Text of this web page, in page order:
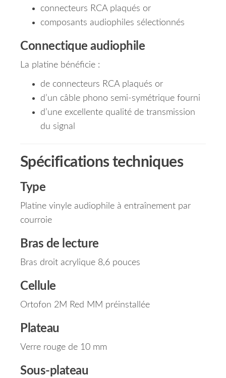
connecteurs RCA plaqués or
composants audiophiles sélectionnés
Connectique audiophile
La platine bénéficie :
de connecteurs RCA plaqués or
d’un câble phono semi-symétrique fourni
d’une excellente qualité de transmission
du signal
Spécifications techniques
Type
Platine vinyle audiophile à entraînement par
courroie
Bras de lecture
Bras droit acrylique 8,6 pouces
Cellule
Ortofon 2M Red MM préinstallée
Plateau
Verre rouge de 10 mm
Sous-plateau